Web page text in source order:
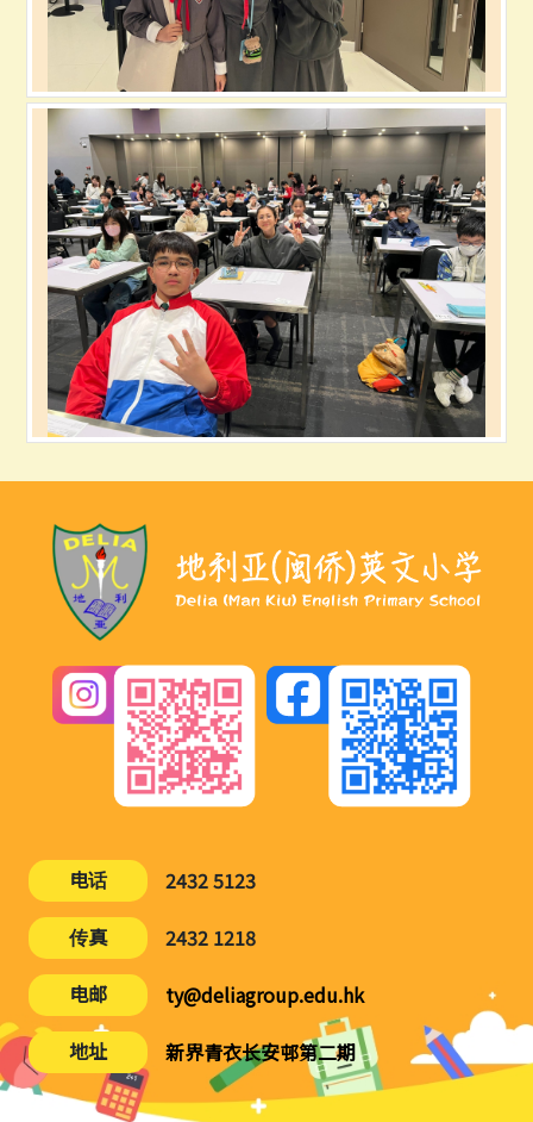
电话
2432 5123
传真
2432 1218
电邮
ty@deliagroup.edu.hk
地址
新界青衣长安邨第二期